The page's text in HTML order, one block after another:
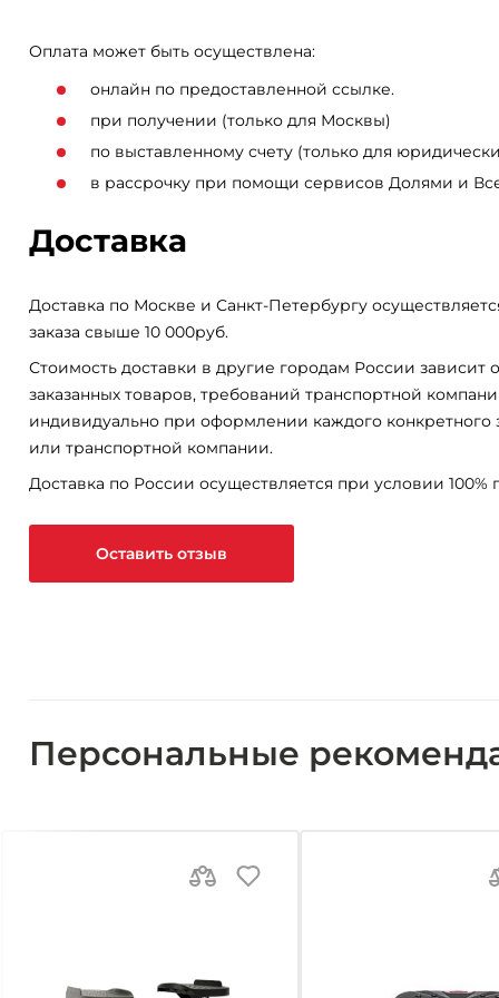
Оплата может быть осуществлена:
онлайн по предоставленной ссылке.
при получении (только для Москвы)
по выставленному счету (только для
в рассрочку при помощи сервисов Долями и
Доставка
Доставка по Москве и Санкт-Петербургу
заказа свыше 10 000руб.
Стоимость доставки в другие городам России зависит
заказанных товаров, требований транспортной
индивидуально при оформлении каждого конкретного
или транспортной компании.
Доставка по России осуществляется при условии 100%
Оставить отзыв
Персональные